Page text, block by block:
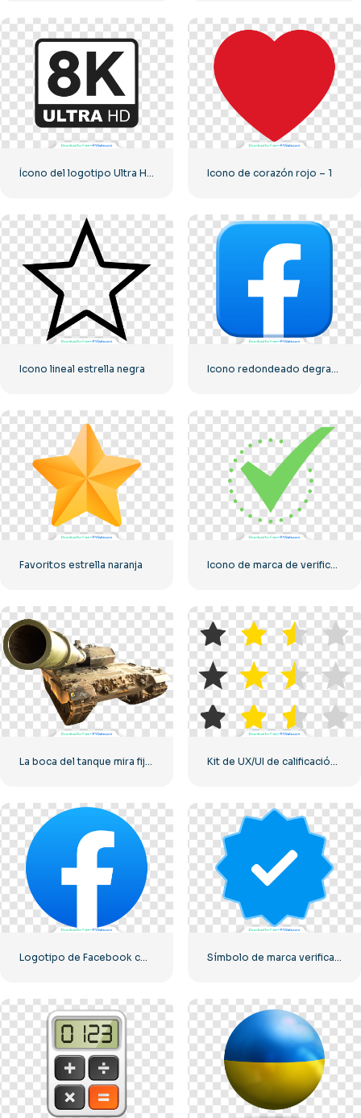
Icono de corazón rojo – 1
Icono lineal estrella negra Icono redondeado degradado azul de Facebook
Favoritos estrella naranja Icono de marca de verificación verde